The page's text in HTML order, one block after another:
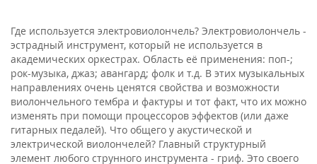
струн и популярен в сольном или ансамблевом
исполнительстве.
Где используется электровиолончель? Электровиолончель -
эстрадный инструмент, который не используется в
академических оркестрах. Область её применения: поп-;
рок-музыка, джаз; авангард; фолк и т.д. В этих музыкальных
направлениях очень ценятся свойства и возможности
виолончельного тембра и фактуры и тот факт, что их можно
изменять при помощи процессоров эффектов (или даже
гитарных педалей). Что общего у акустической и
электрической виолончелей? Главный структурный
элемент любого струнного инструмента - гриф. Это своего